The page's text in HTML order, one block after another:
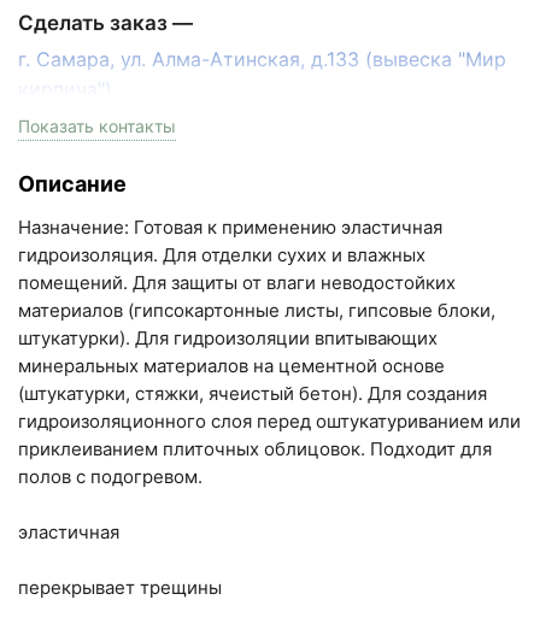
Сделать заказ —
г. Самара, ул. Алма-Атинская, д.133 (вывеска "Мир
кирпича")
пн-пт с 9:00 до 18:00, сб с 10:00 до 16:00
+7 (993) 993-77-33
Написать в МАКС
Написать в Telegram
Написать на почту
Самарская область, Волжский район, село
Преображенка, улица Ленинская, 75 (вывеска "Мир
кирпича")
+7 (846) 215-18-18
+7 (993) 993-77-44
Показать контакты
Описание
Назначение: Готовая к применению эластичная
гидроизоляция. Для отделки сухих и влажных
помещений. Для защиты от влаги неводостойких
материалов (гипсокартонные листы, гипсовые блоки,
штукатурки). Для гидроизоляции впитывающих
минеральных материалов на цементной основе
(штукатурки, стяжки, ячеистый бетон). Для создания
гидроизоляционного слоя перед оштукатуриванием или
приклеиванием плиточных облицовок. Подходит для
полов с подогревом.
эластичная
перекрывает трещины